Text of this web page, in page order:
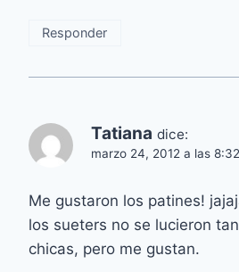
Responder
Tatiana dice:
marzo 24, 2012 a las
Me gustaron los patines!
los sueters no se lucieron
chicas, pero me gustan.